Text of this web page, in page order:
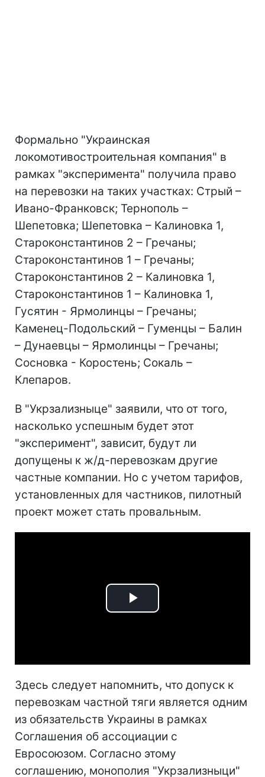
Формально "Украинская
локомотивостроительная компания" в
рамках "эксперимента" получила право
на перевозки на таких участках: Стрый –
Ивано-Франковск; Тернополь –
Шепетовка; Шепетовка – Калиновка 1,
Староконстантинов 2 – Гречаны;
Староконстантинов 1 – Гречаны;
Староконстантинов 2 – Калиновка 1,
Староконстантинов 1 – Калиновка 1,
Гусятин - Ярмолинцы – Гречаны;
Каменец-Подольский – Гуменцы – Балин
– Дунаевцы – Ярмолинцы – Гречаны;
Сосновка - Коростень; Сокаль –
Клепаров.
В "Укрзализныце" заявили, что от того,
насколько успешным будет этот
"эксперимент", зависит, будут ли
допущены к ж/д-перевозкам другие
частные компании. Но с учетом тарифов,
установленных для частников, пилотный
проект может стать провальным.
Play
Здесь следует напомнить, что допуск к
перевозкам частной тяги является одним
из обязательств Украины в рамках
Соглашения об ассоциации с
Евросоюзом. Согласно этому
соглашению, монополия "Укрзализныци"